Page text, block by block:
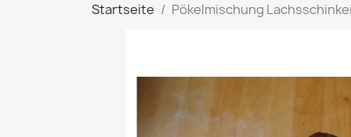
Startseite Pökelmischung